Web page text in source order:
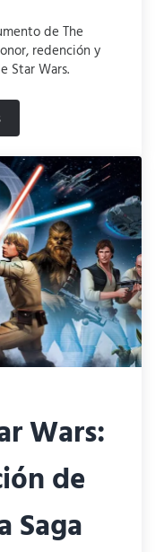
de The
redención y
Star Wars.
es el argumento de
Wars:
de
Saga